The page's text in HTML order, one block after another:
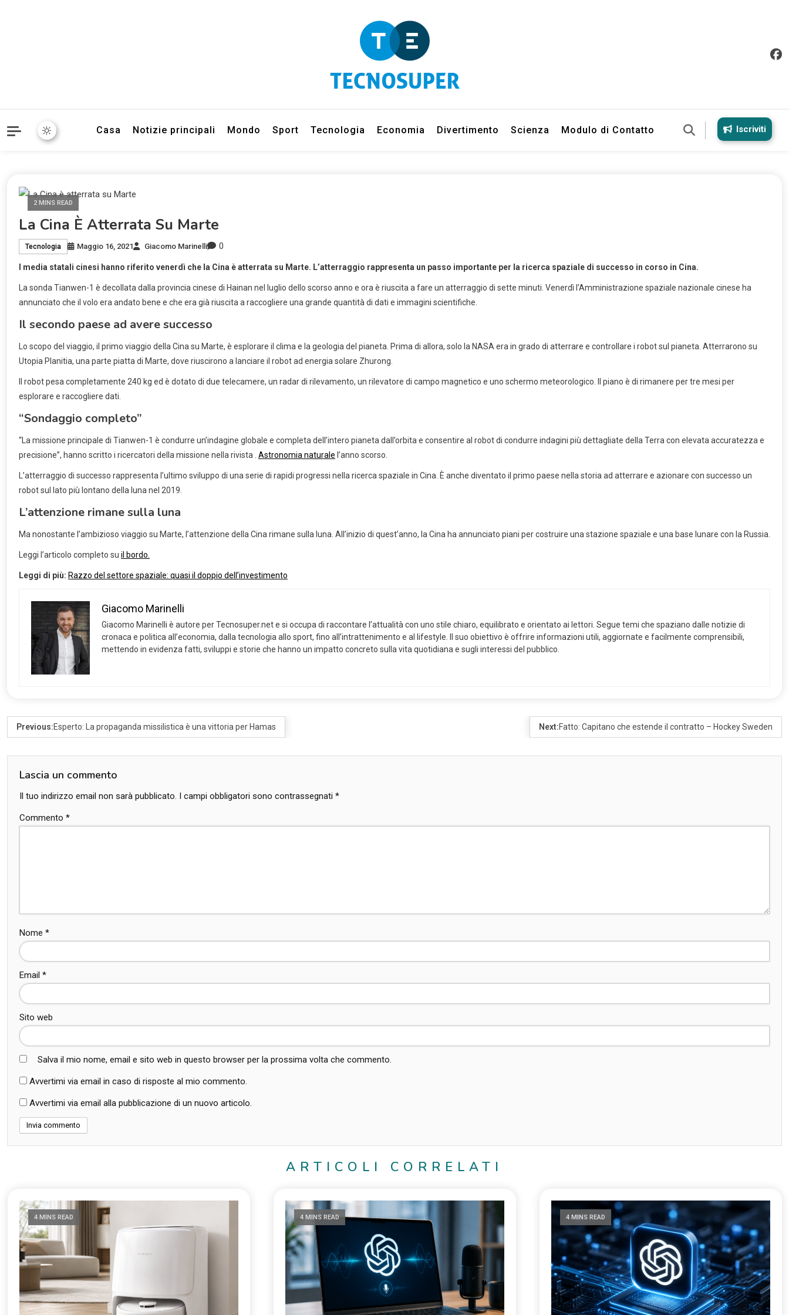
Casa Notizie principali Mondo Sport Tecnologia Economia Divertimento Scienza Modulo di Contatto Iscriviti
2 MINS READ
La Cina È Atterrata Su Marte
Tecnologia Maggio 16, 2021 Giacomo Marinelli 0
I media statali cinesi hanno riferito venerdì che la Cina è atterrata su Marte. L’atterraggio rappresenta un passo importante per la ricerca spaziale di successo in corso in Cina.
La sonda Tianwen-1 è decollata dalla provincia cinese di Hainan nel luglio dello scorso anno e ora è riuscita a fare un atterraggio di sette minuti. Venerdì l’Amministrazione spaziale nazionale cinese ha
annunciato che il volo era andato bene e che era già riuscita a raccogliere una grande quantità di dati e immagini scientifiche.
Il secondo paese ad avere successo
Lo scopo del viaggio, il primo viaggio della Cina su Marte, è esplorare il clima e la geologia del pianeta. Prima di allora, solo la NASA era in grado di atterrare e controllare i robot sul pianeta. Atterrarono su
Utopia Planitia, una parte piatta di Marte, dove riuscirono a lanciare il robot ad energia solare Zhurong.
Il robot pesa completamente 240 kg ed è dotato di due telecamere, un radar di rilevamento, un rilevatore di campo magnetico e uno schermo meteorologico. Il piano è di rimanere per tre mesi per
esplorare e raccogliere dati.
“Sondaggio completo”
“La missione principale di Tianwen-1 è condurre un’indagine globale e completa dell’intero pianeta dall’orbita e consentire al robot di condurre indagini più dettagliate della Terra con elevata accuratezza e
precisione”, hanno scritto i ricercatori della missione nella rivista . Astronomia naturale l’anno scorso.
L’atterraggio di successo rappresenta l’ultimo sviluppo di una serie di rapidi progressi nella ricerca spaziale in Cina. È anche diventato il primo paese nella storia ad atterrare e azionare con successo un
robot sul lato più lontano della luna nel 2019.
L’attenzione rimane sulla luna
Ma nonostante l’ambizioso viaggio su Marte, l’attenzione della Cina rimane sulla luna. All’inizio di quest’anno, la Cina ha annunciato piani per costruire una stazione spaziale e una base lunare con la Russia.
Leggi l’articolo completo su il bordo.
Leggi di più: Razzo del settore spaziale: quasi il doppio dell’investimento
Giacomo Marinelli
Giacomo Marinelli è autore per Tecnosuper.net e si occupa di raccontare l’attualità con uno stile chiaro, equilibrato e orientato ai lettori. Segue temi che spaziano dalle notizie di
cronaca e politica all’economia, dalla tecnologia allo sport, fino all’intrattenimento e al lifestyle. Il suo obiettivo è offrire informazioni utili, aggiornate e facilmente comprensibili,
mettendo in evidenza fatti, sviluppi e storie che hanno un impatto concreto sulla vita quotidiana e sugli interessi del pubblico.
Previous:Esperto: La propaganda missilistica è una vittoria per Hamas Next:Fatto: Capitano che estende il contratto – Hockey Sweden
Lascia un commento
Il tuo indirizzo email non sarà pubblicato. I campi obbligatori sono contrassegnati *
Commento *
Nome *
Email *
Sito web
Salva il mio nome, email e sito web in questo browser per la prossima volta che commento.
Avvertimi via email in caso di risposte al mio commento.
Avvertimi via email alla pubblicazione di un nuovo articolo.
ARTICOLI CORRELATI
4 MINS READ 4 MINS READ 4 MINS READ